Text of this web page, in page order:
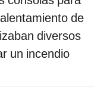
de
diversos
un incendio